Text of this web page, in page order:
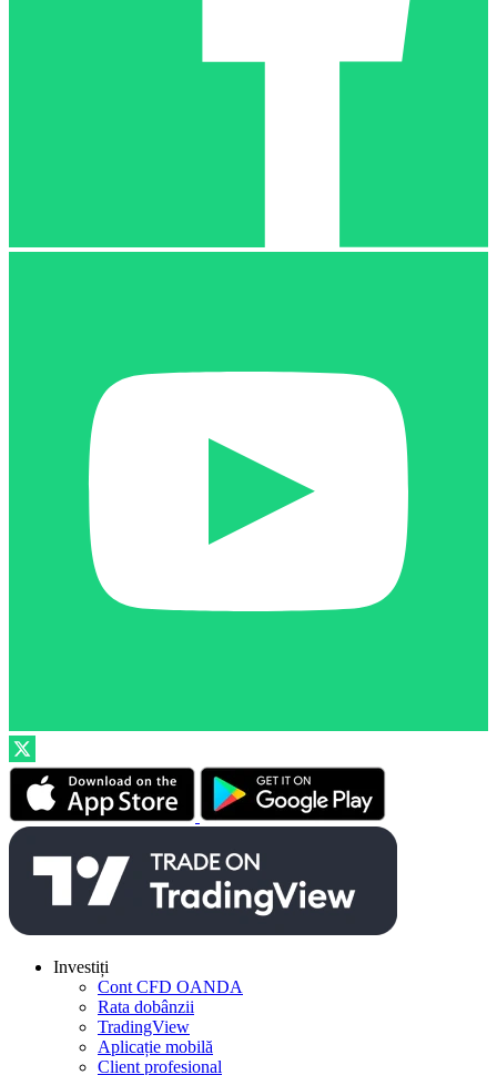
Investiți
Cont CFD OANDA
Rata dobânzii
TradingView
Aplicație mobilă
Client profesional